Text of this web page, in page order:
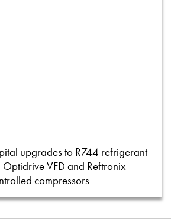
upgrades to R744 refrigerant
Optidrive VFD and Reftronix
compressors